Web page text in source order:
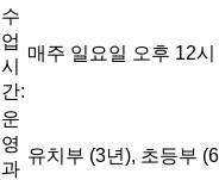
수
업
시
간:
매주 일요일 오후 12
운
영
과
유치부 (3년), 초등부